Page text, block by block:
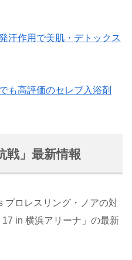
汗作用で美肌・デトックス
も高評価のセレブ入浴剤
戦」最新情報
プロレスリング・ノアの対
in 横浜アリーナ」の最新